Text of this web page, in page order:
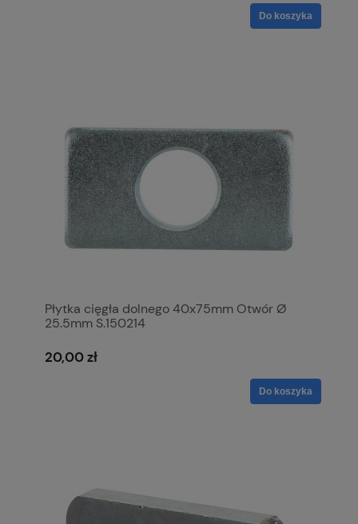
Do koszyka
Płytka cięgła dolnego 40x75mm Otwór Ø
25.5mm S.150214
20,00 zł
Do koszyka